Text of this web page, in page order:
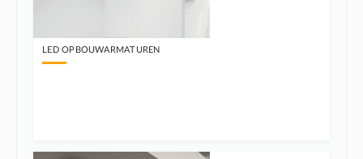
LED OPBOUWARMATUREN